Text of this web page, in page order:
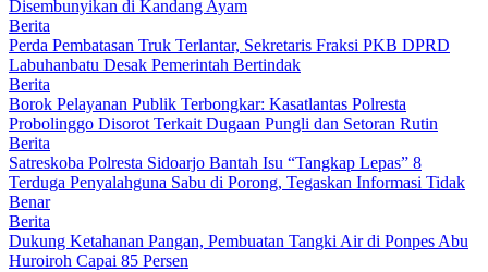
Disembunyikan di Kandang Ayam
Berita
Perda Pembatasan Truk Terlantar, Sekretaris Fraksi PKB DPRD
Labuhanbatu Desak Pemerintah Bertindak
Berita
Borok Pelayanan Publik Terbongkar: Kasatlantas Polresta
Probolinggo Disorot Terkait Dugaan Pungli dan Setoran Rutin
Berita
Satreskoba Polresta Sidoarjo Bantah Isu “Tangkap Lepas” 8
Terduga Penyalahguna Sabu di Porong, Tegaskan Informasi Tidak
Benar
Berita
Dukung Ketahanan Pangan, Pembuatan Tangki Air di Ponpes Abu
Huroiroh Capai 85 Persen